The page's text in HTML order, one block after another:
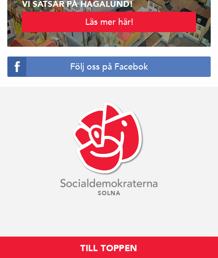
VI SATSAR PÅ HAGALUND!
Läs mer här!
Följ oss på Facebok
SOLNA
TILL TOPPEN